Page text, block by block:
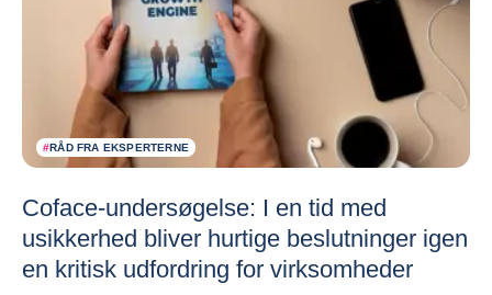
#RÅD FRA EKSPERTERNE
Coface-undersøgelse: I en tid med
usikkerhed bliver hurtige beslutninger igen
en kritisk udfordring for virksomheder